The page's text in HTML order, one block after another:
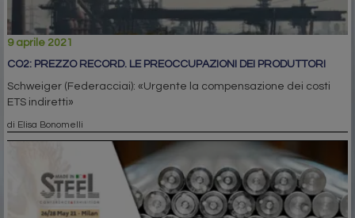
9 aprile 2021
CO2: PREZZO RECORD. LE PREOCCUPAZIONI DEI PRODUTTORI
Schweiger (Federacciai): «Urgente la compensazione dei costi
ETS indiretti»
di Elisa Bonomelli